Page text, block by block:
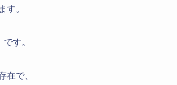
す。
です。
在で、